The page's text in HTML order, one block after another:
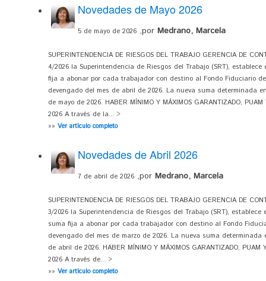
Novedades de Mayo 2026
5 de mayo de 2026 ,por Medrano, Marcela
SUPERINTENDENCIA DE RIESGOS DEL TRABAJO GERENCIA DE
4/2026 la Superintendencia de Riesgos del Trabajo (SRT),
fija a abonar por cada trabajador con destino al Fondo Fiduciario
devengado del mes de abril de 2026. La nueva suma determinada
de mayo de 2026. HABER MÍNIMO Y MÁXIMOS GARANTIZADO,
2026 A través de la... >
»» Ver artículo completo
Novedades de Abril 2026
7 de abril de 2026 ,por Medrano, Marcela
SUPERINTENDENCIA DE RIESGOS DEL TRABAJO GERENCIA DE
3/2026 la Superintendencia de Riesgos del Trabajo (SRT),
suma fija a abonar por cada trabajador con destino al Fondo
devengado del mes de marzo de 2026. La nueva suma
de abril de 2026. HABER MÍNIMO Y MÁXIMOS GARANTIZADO, PUAM
2026 A través de... >
»» Ver artículo completo